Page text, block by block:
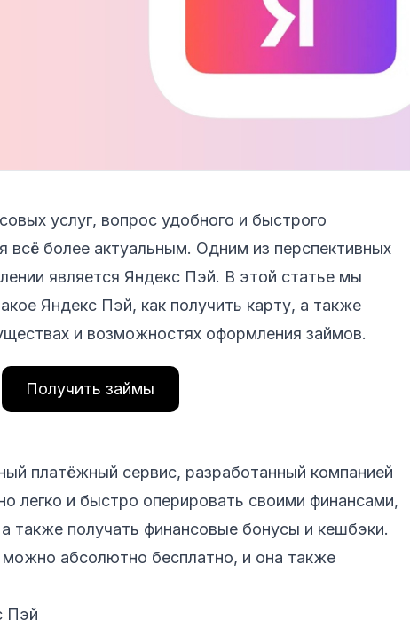
услуг, вопрос удобного и быстрого
всё более актуальным. Одним из перспективных
является Яндекс Пэй. В этой статье мы
Яндекс Пэй, как получить карту, а также
и возможностях оформления займов.
Получить займы
платёжный сервис, разработанный компанией
легко и быстро оперировать своими финансами,
также получать финансовые бонусы и кешбэки.
абсолютно бесплатно, и она также
Пэй